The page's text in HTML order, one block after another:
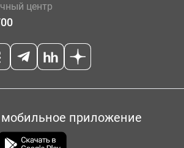
центр
приложение